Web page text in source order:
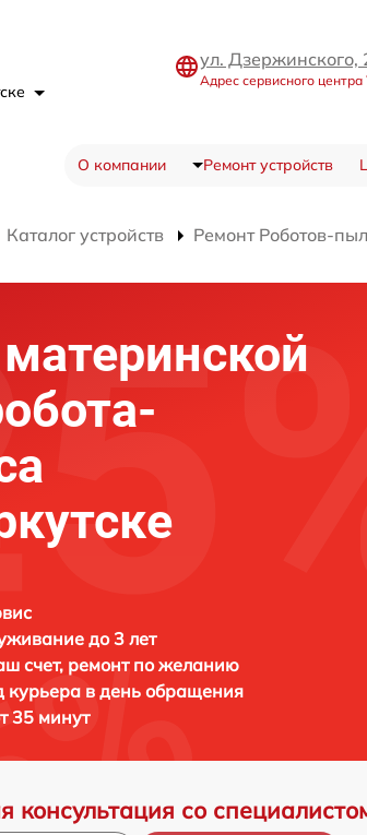
ул. Дзержинского,
Адрес сервисного центра
О компании Ремонт устройств
Каталог устройств Ремонт Роботов-
до 3 лет
счет, ремонт по желанию
курьера в день обращения
35 минут
консультация со